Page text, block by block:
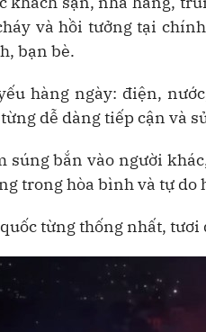
và hồi tưởng tại
bạn bè.
hàng ngày: điện,
dễ dàng tiếp cận và
súng bắn vào người
trong hòa bình và tự do
từng thống nhất, tươi